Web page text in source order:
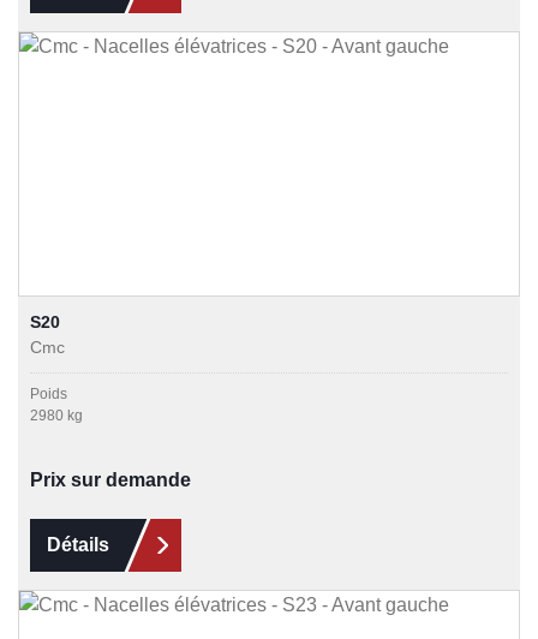
S20
Cmc
Poids
2980 kg
Prix sur demande
Détails